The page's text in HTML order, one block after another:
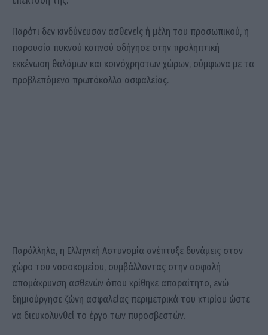
Παρότι δεν κινδύνευσαν ασθενείς ή μέλη του προσωπικού, η
παρουσία πυκνού καπνού οδήγησε στην προληπτική
εκκένωση θαλάμων και κοινόχρηστων χώρων, σύμφωνα με τα
προβλεπόμενα πρωτόκολλα ασφαλείας.
Παράλληλα, η Ελληνική Αστυνομία ανέπτυξε δυνάμεις στον
χώρο του νοσοκομείου, συμβάλλοντας στην ασφαλή
απομάκρυνση ασθενών όπου κρίθηκε απαραίτητο, ενώ
δημιούργησε ζώνη ασφαλείας περιμετρικά του κτιρίου ώστε
να διευκολυνθεί το έργο των πυροσβεστών.